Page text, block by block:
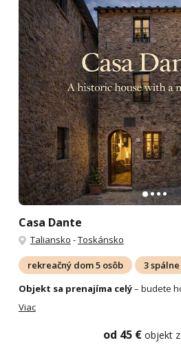
Casa Dante
Taliansko -Toskánsko
rekreačný dom 5 osôb
3 spálne
Objekt sa prenajíma celý– budete
Viac
od 45 € objekt